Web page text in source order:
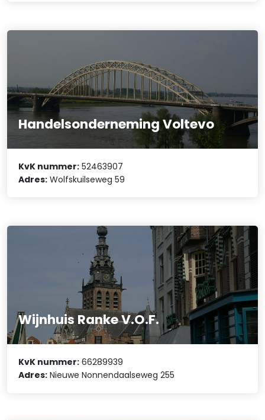
Handelsonderneming Voltevo
KvK nummer: 52463907
Adres: Wolfskuilseweg 59
Wijnhuis Ranke V.O.F.
KvK nummer: 66289939
Adres: Nieuwe Nonnendaalseweg 255